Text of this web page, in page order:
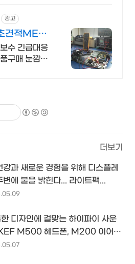
광고
견적MET
수리보수
수 긴급대응
구매 눈깜짝
더보기
강과 새로운 경험을 위해 디스플레
변에 불을 밝힌다... 라이트팩...
디자인에 걸맞는 하이파이 사운
M500 헤드폰, M200 이어